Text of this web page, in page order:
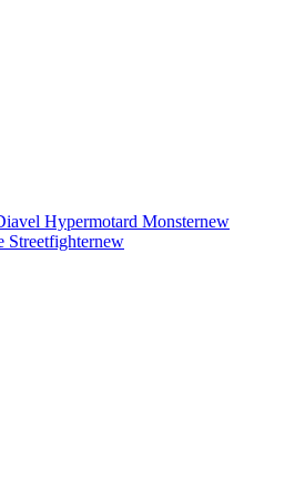
Hypermotard Monsternew
Streetfighternew